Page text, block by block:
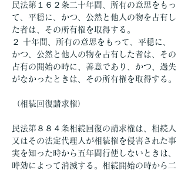
民法第１６２条二十年間、所有の意思をもっ
て、平穏に、かつ、公然と他人の物を占有し
た者は、その所有権を取得する。
２ 十年間、所有の意思をもって、平穏に、
かつ、公然と他人の物を占有した者は、その
占有の開始の時に、善意であり、かつ、過失
がなかったときは、その所有権を取得する。
（相続回復請求権）
民法第８８４条相続回復の請求権は、相続人
又はその法定代理人が相続権を侵害された事
実を知った時から五年間行使しないときは、
時効によって消滅する。相続開始の時から二